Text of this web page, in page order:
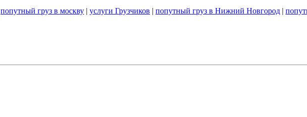
попутный груз в москву | услуги Грузчиков | попутный груз в Нижний Новгород |